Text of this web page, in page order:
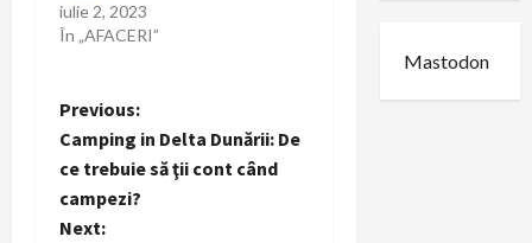
iulie 2, 2023
În „AFACERI”
P
o
s
Previous:
Camping in Delta Dunării: De
ce trebuie să ţii cont când
campezi?
Next:
Mastodon